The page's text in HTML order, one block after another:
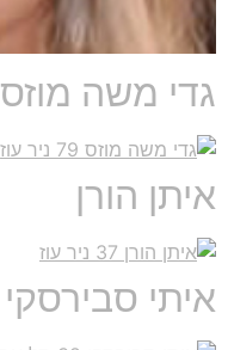
גדי משה מוזס
איתן הורן
איתי סבירסקי